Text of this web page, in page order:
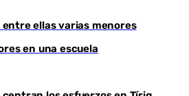
entre ellas varias menores
en una escuela